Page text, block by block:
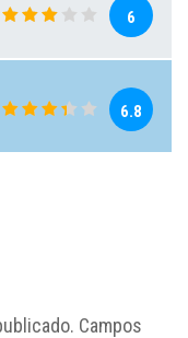
6
6.8
Campos